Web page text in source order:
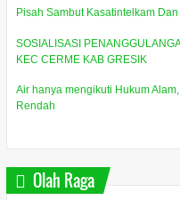
Pisah Sambut Kasatintelkam
SOSIALISASI
KEC CERME KAB GRESIK
Air hanya mengikuti Hukum
Rendah
Olah Raga